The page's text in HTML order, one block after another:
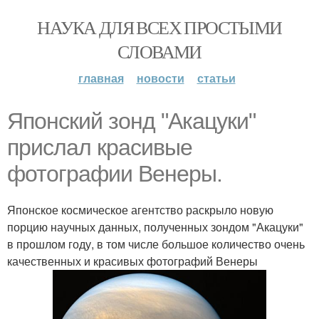
НАУКА ДЛЯ ВСЕХ ПРОСТЫМИ
СЛОВАМИ
главная новости статьи
Японский зонд "Акацуки"
прислал красивые
фотографии Венеры.
Японское космическое агентство раскрыло новую
порцию научных данных, полученных зондом "Акацуки"
в прошлом году, в том числе большое количество очень
качественных и красивых фотографий Венеры